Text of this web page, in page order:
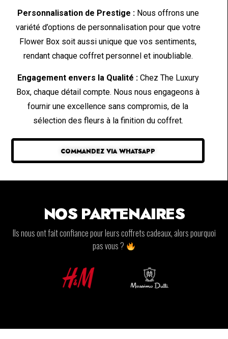
Personnalisation de Prestige :Nous offrons une
variété d’options de personnalisation pour que votre
Flower Box soit aussi unique que vos sentiments,
rendant chaque coffret personnel et inoubliable.
Engagement envers la Qualité :Chez The Luxury
Box, chaque détail compte. Nous nous engageons à
fournir une excellence sans compromis, de la
sélection des fleurs à la finition du coffret.
COMMANDEZ VIA WHATSAPP
NOS PARTENAIRES
Ils nous ont fait confiance pour leurs coffrets cadeaux, alors pourquoi
pas vous ?